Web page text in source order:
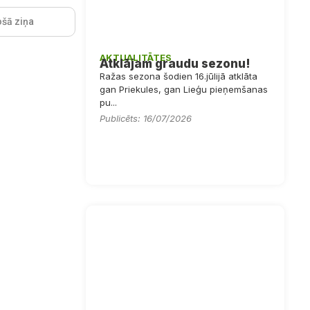
ziņa
AKTUALITĀTES
Atklājam graudu sezonu!
Ražas sezona šodien 16.jūlijā atklāta
gan Priekules, gan Lieģu pieņemšanas
pu...
Publicēts: 16/07/2026